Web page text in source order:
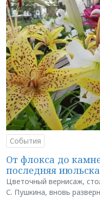
События
От флокса до
последняя
Цветочный вернисаж,
С. Пушкина, вновь